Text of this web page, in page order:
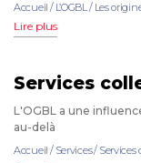
Accueil / L’OGBL/ Les
Lire plus
Services
L'OGBL a une
au-delà
Accueil / Services/ Services